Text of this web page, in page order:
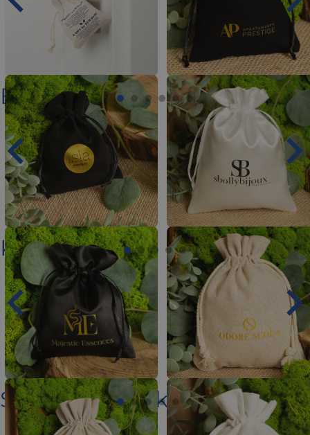
Biżuteria
Kosmetyki
Spożywcze i alkohole